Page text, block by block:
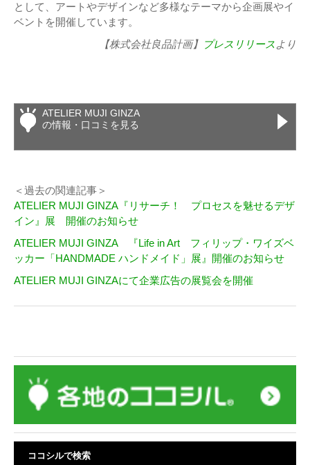
として、アートやデザインなど多様なテーマから企画展やイ
ベントを開催しています。
【株式会社良品計画】 プレスリリースより
ATELIER MUJI GINZA
の情報・口コミを見る
＜過去の関連記事＞
ATELIER MUJI GINZA『リサーチ！ プロセスを魅せるデザ
イン』展 開催のお知らせ
ATELIER MUJI GINZA 『Life in Art フィリップ・ワイズベ
ッカー「HANDMADE ハンドメイド」展』開催のお知らせ
ATELIER MUJI GINZAにて企業広告の展覧会を開催
ココシルで検索